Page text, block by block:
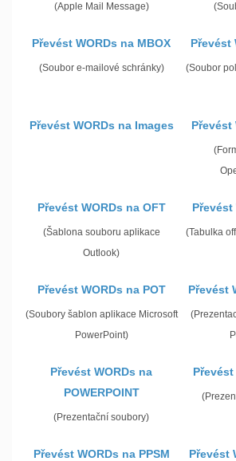
(Apple Mail Message)
Převést WORDs na MBOX
(Soubor e-mailové schránky)
Převést
(Soubor
Převést WORDs na Images Převést
Převést WORDs na OFT
(Šablona souboru aplikace
Outlook)
Převést
(Tabulka
Převést WORDs na POT
(Soubory šablon aplikace Microsoft
PowerPoint)
Převést
Převést WORDs na
POWERPOINT
(Prezentační soubory)
Převést
Převést WORDs na PPSM Převést